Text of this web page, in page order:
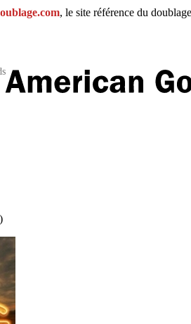
, le site référence du